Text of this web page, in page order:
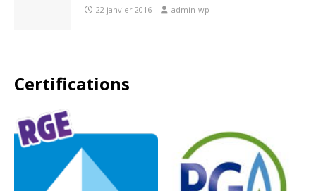
22 janvier 2016 admin-wp
Certifications